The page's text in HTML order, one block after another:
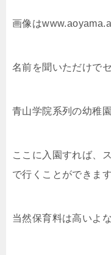
画像は
名前を聞いただけで
青山学院系列の幼稚園
ここに入園すれば、
で行くことができます
当然保育料は高いよ